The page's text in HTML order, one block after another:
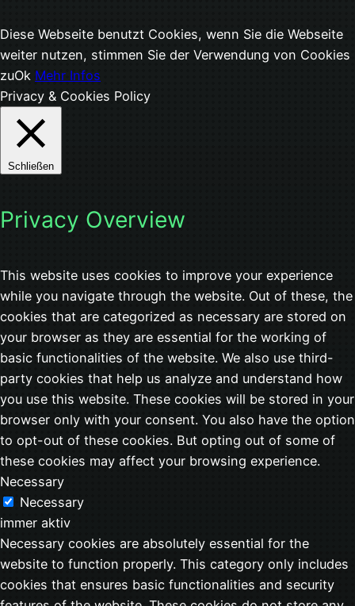
Diese Webseite benutzt Cookies, wenn Sie die Webseite
weiter nutzen, stimmen Sie der Verwendung von Cookies
zuOk Mehr Infos
Privacy & Cookies Policy
Schließen
Privacy Overview
This website uses cookies to improve your experience
while you navigate through the website. Out of these, the
cookies that are categorized as necessary are stored on
your browser as they are essential for the working of
basic functionalities of the website. We also use third-
party cookies that help us analyze and understand how
you use this website. These cookies will be stored in your
browser only with your consent. You also have the option
to opt-out of these cookies. But opting out of some of
these cookies may affect your browsing experience.
Necessary
Necessary
immer aktiv
Necessary cookies are absolutely essential for the
website to function properly. This category only includes
cookies that ensures basic functionalities and security